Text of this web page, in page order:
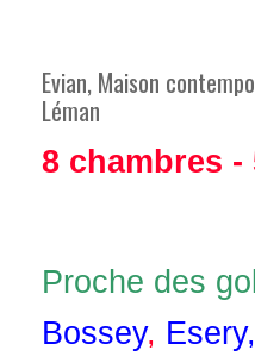
Evian, Maison
Léman
8 chambres -
Proche des
Bossey, Esery,